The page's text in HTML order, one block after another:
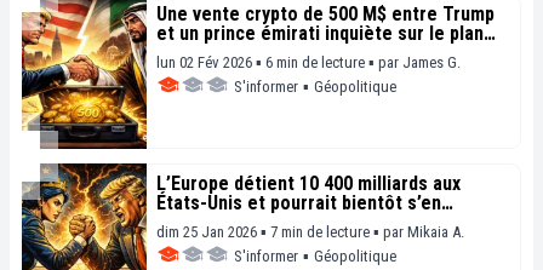
Une vente crypto de 500 M$ entre Trump
et un prince émirati inquiète sur le plan
éthique
lun 02 Fév 2026 ▪ 6 min de lecture ▪ par James G.
S'informer ▪ Géopolitique
L’Europe détient 10 400 milliards aux
États-Unis et pourrait bientôt s’en
délester
dim 25 Jan 2026 ▪ 7 min de lecture ▪ par Mikaia A.
S'informer ▪ Géopolitique